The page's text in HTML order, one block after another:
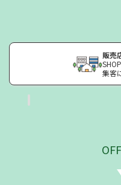
販売
集客